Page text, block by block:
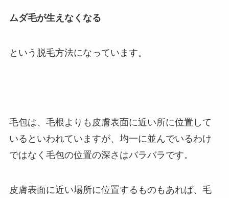
ムダ毛が生えなくなる
という脱毛方法になっています。
毛包は、毛根よりも皮膚表面に近い所に位置して
いるといわれていますが、均一に並んでいるわけ
ではなく毛包の位置の深さはバラバラです。
皮膚表面に近い場所に位置するものもあれば、毛